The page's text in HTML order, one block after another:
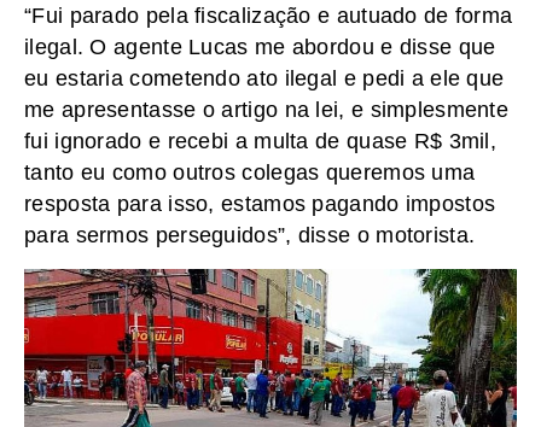
“Fui parado pela fiscalização e autuado de forma
ilegal. O agente Lucas me abordou e disse que
eu estaria cometendo ato ilegal e pedi a ele que
me apresentasse o artigo na lei, e simplesmente
fui ignorado e recebi a multa de quase R$ 3mil,
tanto eu como outros colegas queremos uma
resposta para isso, estamos pagando impostos
para sermos perseguidos”, disse o motorista.